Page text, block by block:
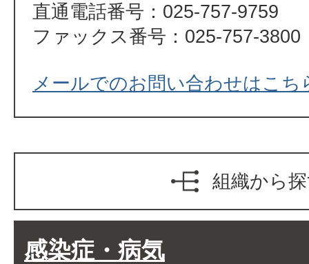
直通電話番号：025-757-9759
ファックス番号：025-757-3800
メールでのお問い合わせはこち
組織から
感染症・病気